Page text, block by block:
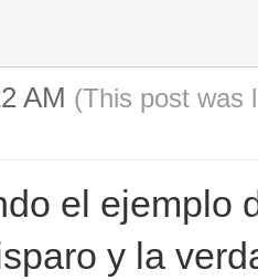
AM (This post was
el ejemplo
y la